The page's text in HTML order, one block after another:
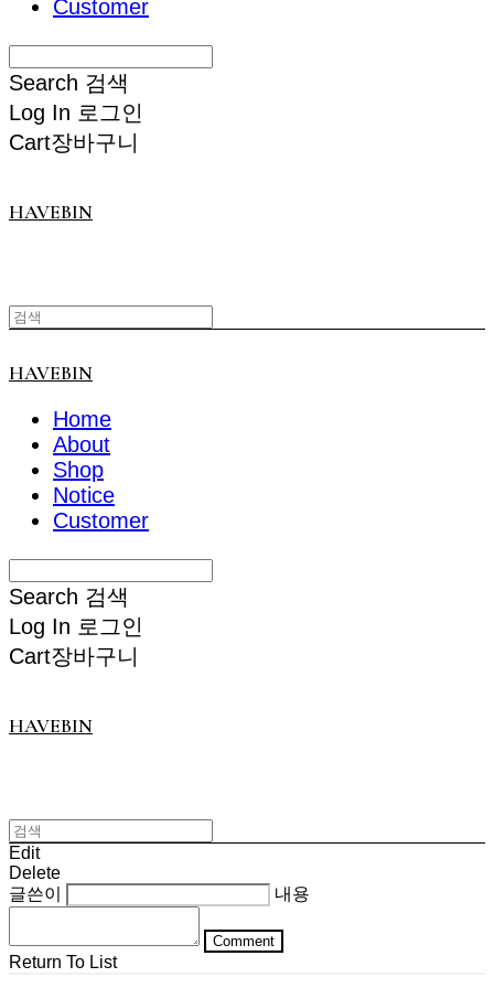
Customer
Search 검색
Log In 로그인
Cart장바구니
HAVEBIN
HAVEBIN
Home
About
Shop
Notice
Customer
Search 검색
Log In 로그인
Cart장바구니
HAVEBIN
Edit
Delete
글쓴이
내용
Comment
Return To List